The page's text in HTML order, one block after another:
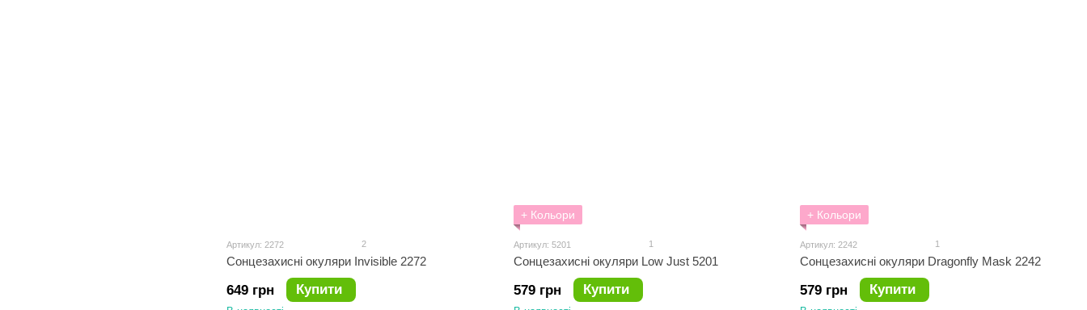
Артикул: 2272 2
Сонцезахисні окуляри Invisible 2272
649 грн Купити
+ Кольори
Артикул: 5201 1
Сонцезахисні окуляри Low Just 5201
579 грн Купити
+ Кольори
Артикул: 2242 1
Сонцезахисні окуляри Dragonfly Mask 2242
579 грн Купити